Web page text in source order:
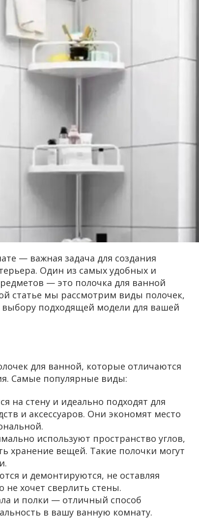
— важная задача для создания
Один из самых удобных и
— это полочка для ванной
статье мы рассмотрим виды полочек,
подходящей модели для вашей
для ванной, которые отличаются
Самые популярные виды:
на стену и идеально подходят для
и аксессуаров. Они экономят место
используют пространство углов,
хранение вещей. Такие полочки могут
и демонтируются, не оставляя
не хочет сверлить стены.
и полки — отличный способ
в вашу ванную комнату.